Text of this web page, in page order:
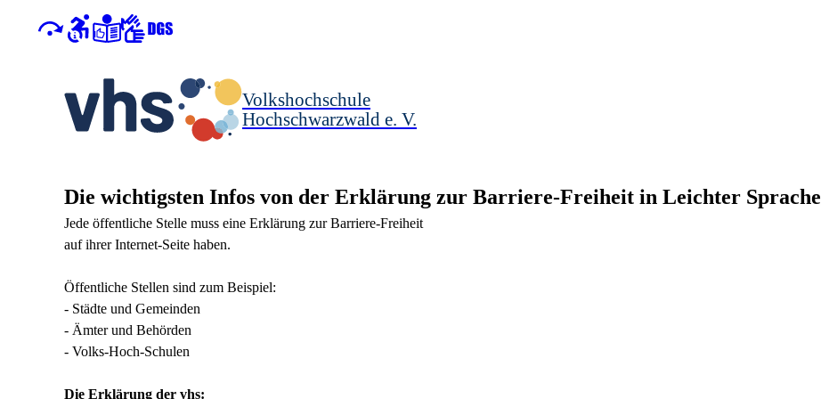
Volkshochschule
Hochschwarzwald e. V.
Die wichtigsten Infos von der Erklärung zur Barriere-Freiheit in Leichter Sprache
Jede öffentliche Stelle muss eine Erklärung zur Barriere-Freiheit
auf ihrer Internet-Seite haben.
Öffentliche Stellen sind zum Beispiel:
- Städte und Gemeinden
- Ämter und Behörden
- Volks-Hoch-Schulen
Die Erklärung der vhs: